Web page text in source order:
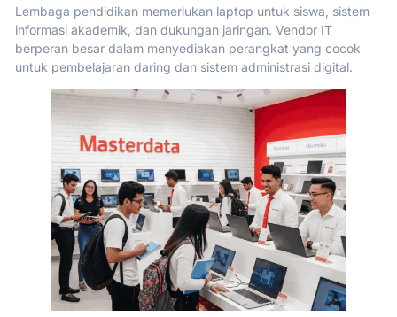
Lembaga pendidikan memerlukan laptop untuk siswa, sistem
informasi akademik, dan dukungan jaringan. Vendor IT
berperan besar dalam menyediakan perangkat yang cocok
untuk pembelajaran daring dan sistem administrasi digital.